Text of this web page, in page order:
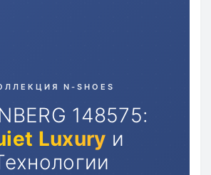
N-SHOES
148575:
Luxury и